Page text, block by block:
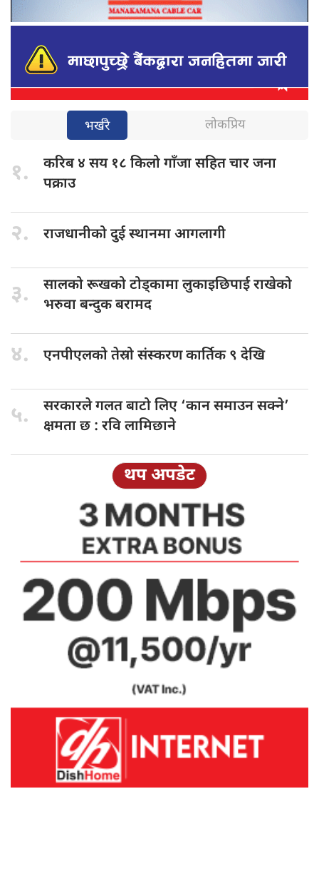
भर्खरै लोकप्रिय
१. करिब ४ सय १८ किलो गाँजा सहित चार जना
पक्राउ
२. राजधानीको दुईस्थानमा आगलागी
३. सालको रूखकोटोड्कामा लुकाइछिपाई राखेको
भरुवा बन्दुक बरामद
४. एनपीएलको तेस्रोसंस्करण कार्तिक ९ देखि
५. सरकारले गलतबाटो लिए ‘कान समाउन सक्ने’
क्षमता छ : रवि लामिछाने
थप अपडेट